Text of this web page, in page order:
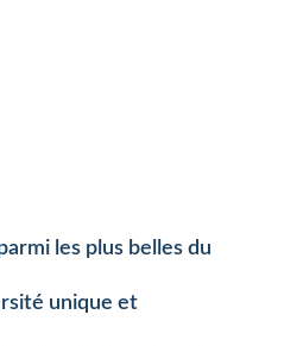
les plus belles du
unique et